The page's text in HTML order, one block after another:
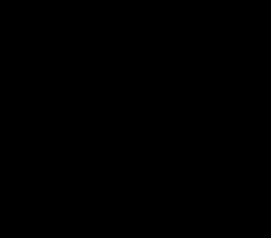
Euch schon letztes Jahr
kommen einzeln
Bergen herunter und
Unwesen. Allerdings sind
zu ihrem Haustier
wie das
das Klauen von Würstchen